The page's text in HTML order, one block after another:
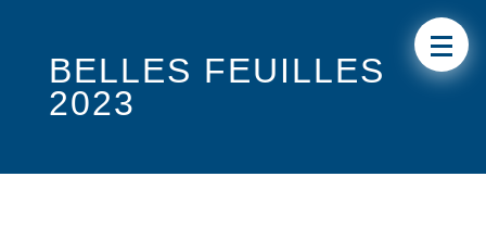
BELLES FEUILLES
2023